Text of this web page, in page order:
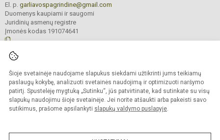
Šioje svetainėje naudojame slapukus siekdami užtikrinti jums teikiamų
paslaugų kokybę, analizuoti svetainės naudojimą ir optimizuoti naršymo
patirtį. Spustelėję mygtuką „Sutinku“, jūs patvirtinate, kad sutinkate su visų
slapukų naudojimu šioje svetainėje. Jei norite atšaukti arba pakeisti savo
sutikimus, prašome apsilankyti slapukų valdymo puslapyje.
El. p. garliavospagrindine@gmail.com
Duomenys kaupiami ir saugomi
Juridinių asmenų registre
Įmonės kodas 191074641
saugomos.
Kopijuoti turinį be raštiško įstaigos administracijos sutikimo griežtai draudžiama
Prieinamumo paraiška Slapukų valdymas
Sumanus būdas atnaujinti